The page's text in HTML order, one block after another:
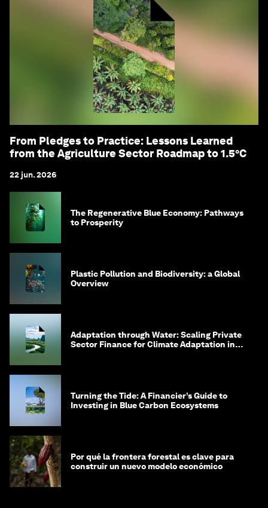
From Pledges to Practice: Lessons Learned
from the Agriculture Sector Roadmap to 1.5°C
22 jun. 2026
The Regenerative Blue Economy: Pathways
to Prosperity
Plastic Pollution and Biodiversity: a Global
Overview
Adaptation through Water: Scaling Private
Sector Finance for Climate Adaptation in
Turning the Tide: A Financier’s Guide to
Investing in Blue Carbon Ecosystems
Por qué la frontera forestal es clave para
construir un nuevo modelo económico